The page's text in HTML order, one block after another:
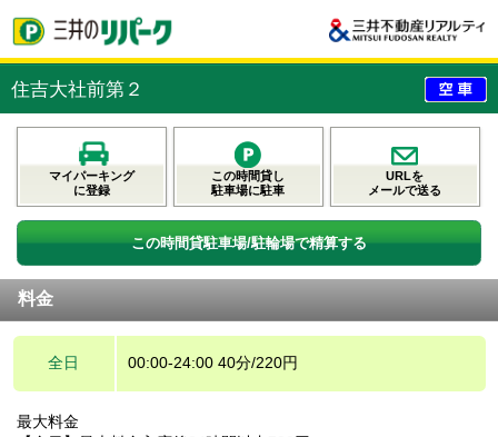
住吉大社前第２
マイパーキング
に登録
この時間貸し
駐車場に駐車
URLを
メールで送る
この時間貸駐車場/駐輪場で精算する
料金
全日 00:00-24:00 40分/220円
最大料金